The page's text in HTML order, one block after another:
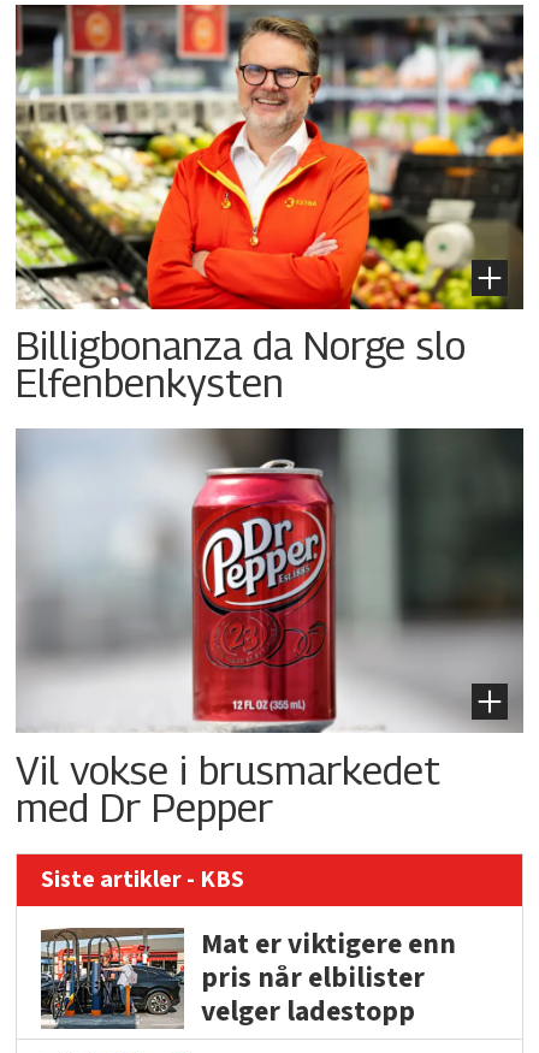
Billigbonanza da Norge slo
Elfenbenkysten
Vil vokse i brusmarkedet
med Dr Pepper
Siste artikler - KBS
Mat er viktigere enn
pris når elbilister
velger ladestopp